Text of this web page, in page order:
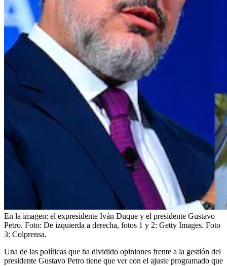
En la imagen: el expresidente Iván Duque y el presidente Gustavo
Petro. Foto: De izquierda a derecha, fotos 1 y 2: Getty Images. Foto
3: Colprensa.
Una de las políticas que ha dividido opiniones frente a la gestión del
presidente Gustavo Petro tiene que ver con el ajuste programado que